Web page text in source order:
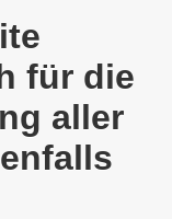
für die
aller
auf dem
aktiver
Widerstand